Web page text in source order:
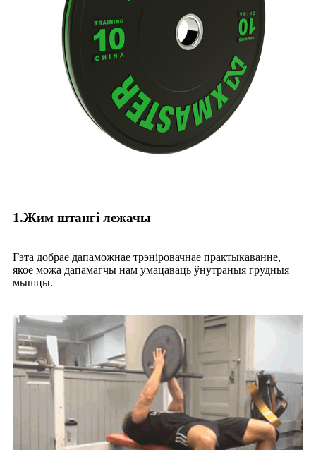
1.Жим штангі лежачы
Гэта добрае дапаможнае трэніровачнае практыкаванне,
якое можа дапамагчы нам умацаваць ўнутраныя грудныя
мышцы.